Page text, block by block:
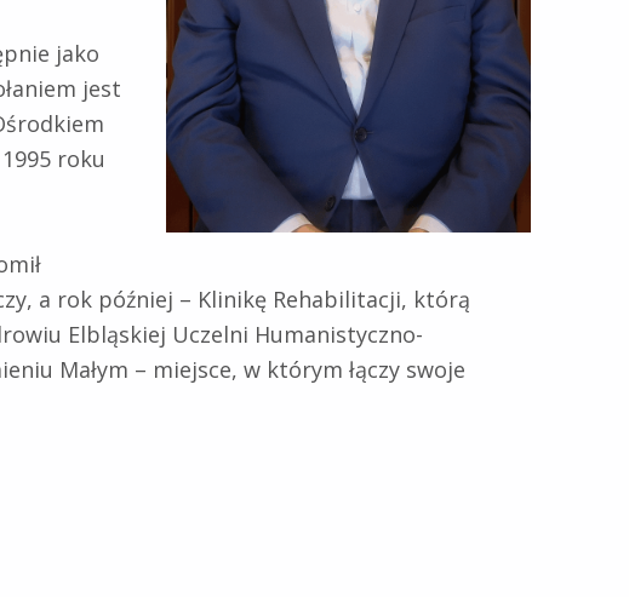
jako
jest
roku
a rok później – Klinikę Rehabilitacji, którą
Elbląskiej Uczelni Humanistyczno-
Małym – miejsce, w którym łączy swoje